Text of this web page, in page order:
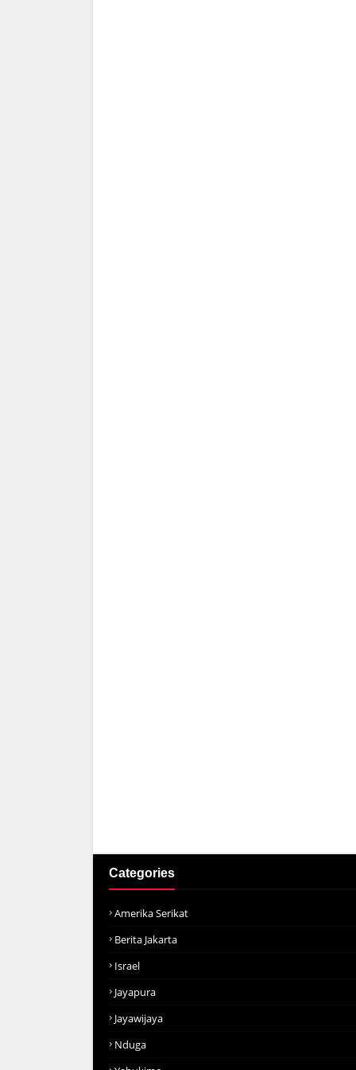
Categories
Amerika Serikat
Berita Jakarta
Israel
Jayapura
Jayawijaya
Nduga